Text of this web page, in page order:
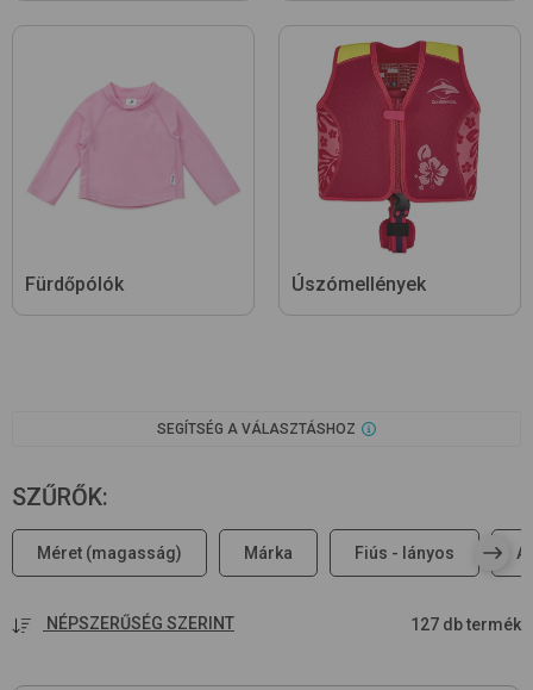
Fürdőpólók Úszómellények
SEGÍTSÉG A VÁLASZTÁSHOZ
SZŰRŐK:
Méret (magasság) Márka Fiús - lányos
NÉPSZERŰSÉG SZERINT 127 db termék